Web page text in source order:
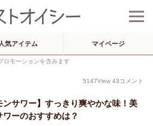
人気アイテム マイページ
ロモーションを含みます
5147View 43コメント
ンサワー】すっきり爽やかな味！美
ワーのおすすめは？